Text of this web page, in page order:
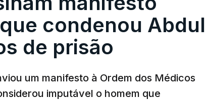
condenou Abdul
de prisão
um manifesto à Ordem dos Médicos
imputável o homem que